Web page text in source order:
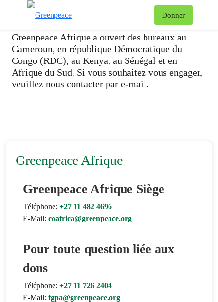
Donner
Contactez Nous
Greenpeace Afrique a ouvert des bureaux au
Cameroun, en république Démocratique du
Congo (RDC), au Kenya, au Sénégal et en
Afrique du Sud. Si vous souhaitez vous engager,
veuillez nous contacter par e-mail.
Greenpeace Afrique
Greenpeace Afrique Siège
Téléphone: +27 11 482 4696
E-Mail: coafrica@greenpeace.org
Pour toute question liée aux
dons
Téléphone: +27 11 726 2404
E-Mail: fgpa@greenpeace.org